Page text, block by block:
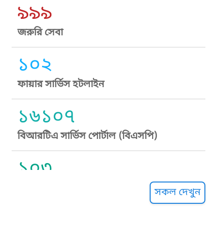
৯৯৯
জরুরি সেবা
১০২
ফায়ার সার্ভিস হটলাইন
১৬১০৭
বিআরটিএ সার্ভিস পোর্টাল (বিএসপি)
১০৩
সকল দেখুন